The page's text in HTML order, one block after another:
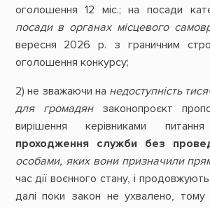
оголошення 12 міс.; на посади
посади в органах місцевого
вересня 2026 р. з граничним
оголошення конкурсу;
2) не зважаючи на недоступність
для громадянзаконопроєкт
вирішення керівниками
проходження служби без
особами, яких вони призначили
час дії воєнного стану, і
далі поки закон не ухвалено, тому